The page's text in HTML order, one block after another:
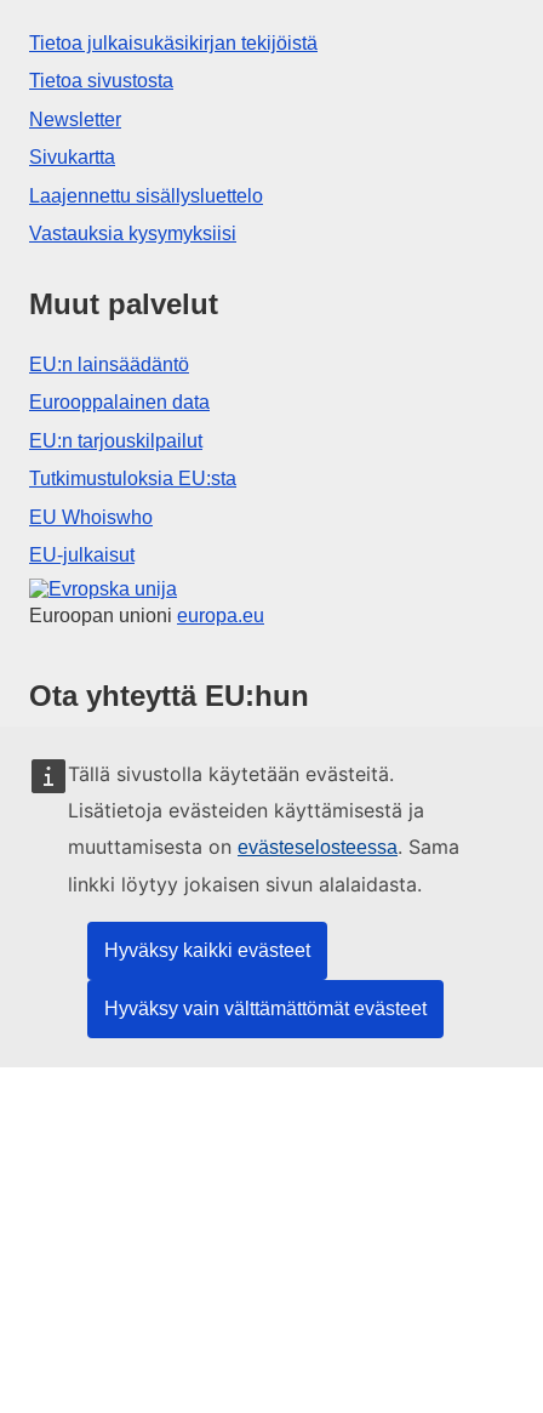
Tällä sivustolla käytetään evästeitä.
Lisätietoja evästeiden käyttämisestä ja
muuttamisesta on evästeselosteessa. Sama
linkki löytyy jokaisen sivun alalaidasta.
Hyväksy kaikki evästeet
Hyväksy vain välttämättömät evästeet
Tietoa julkaisukäsikirjan tekijöistä
Tietoa sivustosta
Newsletter
Sivukartta
Laajennettu sisällysluettelo
Vastauksia kysymyksiisi
Muut palvelut
EU:n lainsäädäntö
Eurooppalainen data
EU:n tarjouskilpailut
Tutkimustuloksia EU:sta
EU Whoiswho
EU-julkaisut
Euroopan unioni
Euroopan unioni europa.eu
Ota yhteyttä EU:hun
Soita numeroon 00 800 6 7 8 9 10 11
Käytä muita soittomahdollisuuksia
Sosiaalinen media
EU sosiaalisessa mediassa